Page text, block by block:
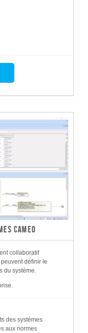
CAMEO
collaboratif
définir le
du système.
des systèmes
aux normes